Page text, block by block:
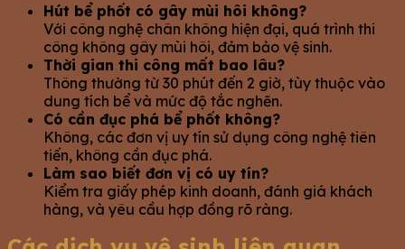
Hút bể phốt có gây mùi hôi không?
Với công nghệ chân không hiện đại, quá trình thi
công không gây mùi hôi, đảm bảo vệ sinh.
Thời gian thi công mất bao lâu?
Thông thường từ 30 phút đến 2 giờ, tùy thuộc vào
dung tích bể và mức độ tắc nghẽn.
Có cần đục phá bể phốt không?
Không, các đơn vị uy tín sử dụng công nghệ tiên
tiến, không cần đục phá.
Làm sao biết đơn vị có uy tín?
Kiểm tra giấy phép kinh doanh, đánh giá khách
hàng, và yêu cầu hợp đồng rõ ràng.